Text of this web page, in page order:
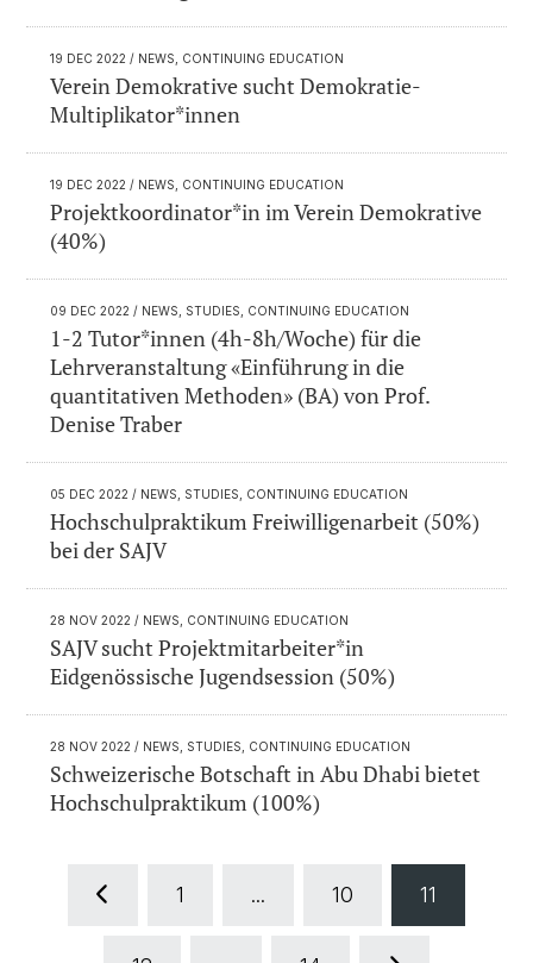
19 DEC 2022 / NEWS, CONTINUING EDUCATION
Verein Demokrative sucht Demokratie-
Multiplikator*innen
19 DEC 2022 / NEWS, CONTINUING EDUCATION
Projektkoordinator*in im Verein Demokrative
(40%)
09 DEC 2022 / NEWS, STUDIES, CONTINUING EDUCATION
1-2 Tutor*innen (4h-8h/Woche) für die
Lehrveranstaltung «Einführung in die
quantitativen Methoden» (BA) von Prof.
Denise Traber
05 DEC 2022 / NEWS, STUDIES, CONTINUING EDUCATION
Hochschulpraktikum Freiwilligenarbeit (50%)
bei der SAJV
28 NOV 2022 / NEWS, CONTINUING EDUCATION
SAJV sucht Projektmitarbeiter*in
Eidgenössische Jugendsession (50%)
28 NOV 2022 / NEWS, STUDIES, CONTINUING EDUCATION
Schweizerische Botschaft in Abu Dhabi bietet
Hochschulpraktikum (100%)
1 ... 10 11